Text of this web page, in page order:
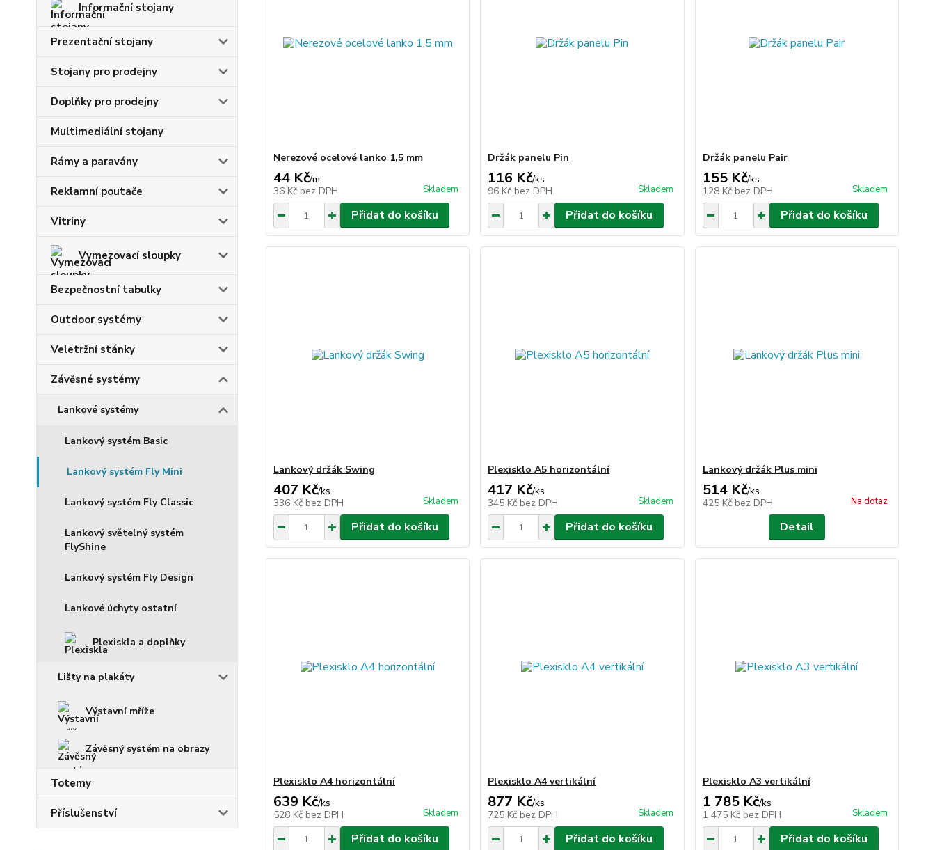
Informační stojany
Prezentační stojany
Stojany pro prodejny
Doplňky pro prodejny
Multimediální stojany
Rámy a paravány
Reklamní poutače
Vitriny
Vymezovací sloupky
Bezpečnostní tabulky
Outdoor systémy
Veletržní stánky
Závěsné systémy
Lankové systémy
Lankový systém Basic
Lankový systém Fly Mini
Lankový systém Fly Classic
Lankový světelný systém
FlyShine
Lankový systém Fly Design
Lankové úchyty ostatní
Plexiskla a doplňky
Lišty na plakáty
Výstavní mříže
Závěsný systém na obrazy
Totemy
Příslušenství
Nerezové ocelové lanko 1,5 mm
44 Kč/m
36 Kč bez DPH Skladem
Přidat do košíku
Držák panelu Pin
116 Kč/ks
96 Kč bez DPH Skladem
Přidat do košíku
Držák panelu Pair
155 Kč/ks
128 Kč bez DPH Skladem
Přidat do košíku
Lankový držák Swing
407 Kč/ks
336 Kč bez DPH Skladem
Přidat do košíku
Plexisklo A5 horizontální
417 Kč/ks
345 Kč bez DPH Skladem
Přidat do košíku
Lankový držák Plus mini
514 Kč/ks
425 Kč bez DPH Na dotaz
Detail
Plexisklo A4 horizontální
639 Kč/ks
528 Kč bez DPH Skladem
Přidat do košíku
Plexisklo A4 vertikální
877 Kč/ks
725 Kč bez DPH Skladem
Přidat do košíku
Plexisklo A3 vertikální
1 785 Kč/ks
1 475 Kč bez DPH Skladem
Přidat do košíku